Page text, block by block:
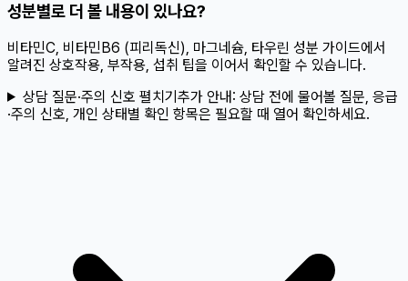
성분별로 더 볼 내용이 있나요?
비타민C, 비타민B6 (피리독신), 마그네슘, 타우린 성분 가이드에서
알려진 상호작용, 부작용, 섭취 팁을 이어서 확인할 수 있습니다.
상담 질문·주의 신호 펼치기추가 안내: 상담 전에 물어볼 질문, 응급
·주의 신호, 개인 상태별 확인 항목은 필요할 때 열어 확인하세요.